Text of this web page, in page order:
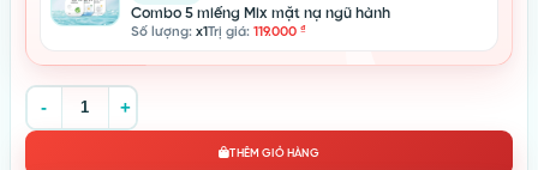
Combo 5 miếng Mix mặt nạ ngũ hành
Số lượng: x1Trị giá: 119.000 ₫
Serum Rau Má Phục Hồi Keyshu Cicamax Refine - Làm Dịu Và
THÊM GIỎ HÀNG